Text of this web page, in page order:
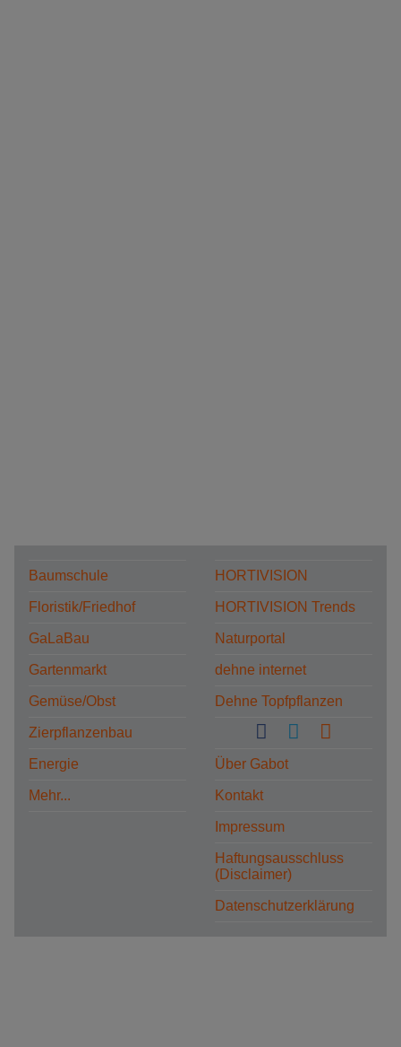
Baumschule
Floristik/Friedhof
GaLaBau
Gartenmarkt
Gemüse/Obst
Zierpflanzenbau
Energie
Mehr...
HORTIVISION
HORTIVISION Trends
Naturportal
dehne internet
Dehne Topfpflanzen
Über Gabot
Kontakt
Impressum
Haftungsausschluss
(Disclaimer)
Datenschutzerklärung